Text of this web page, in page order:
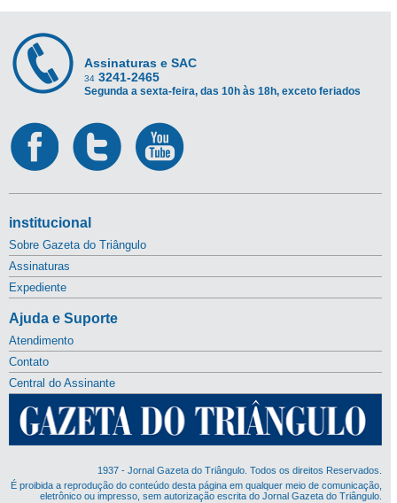
Assinaturas e SAC
34 3241-2465
Segunda a sexta-feira, das 10h às 18h, exceto feriados
institucional
Sobre Gazeta do Triângulo
Assinaturas
Expediente
Ajuda e Suporte
Atendimento
Contato
Central do Assinante
1937 - Jornal Gazeta do Triângulo. Todos os direitos Reservados.
É proibida a reprodução do conteúdo desta página em qualquer meio de comunicação,
eletrônico ou impresso, sem autorização escrita do Jornal Gazeta do Triângulo.